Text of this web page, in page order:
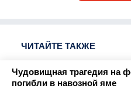
ЧИТАЙТЕ ТАКЖЕ
Чудовищная трагедия на
погибли в навозной яме